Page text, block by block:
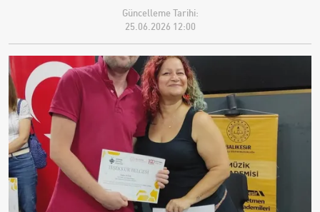
Güncelleme Tarihi:
25.06.2026 12:00